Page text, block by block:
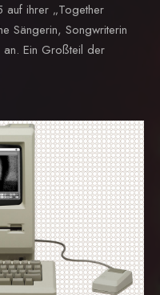
auf ihrer „Together
Sängerin, Songwriterin
Ein Großteil der